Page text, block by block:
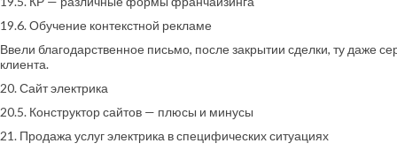
19.6. Обучение контекстной рекламе
Ввели благодарственное письмо, после закрытии сделки, ту даже
клиента.
20. Сайт электрика
20.5. Конструктор сайтов — плюсы и минусы
21. Продажа услуг электрика в специфических ситуациях